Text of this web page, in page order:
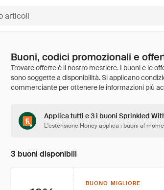
Buoni, codici promozionali e
Applica tutti e 3 i buoni Sprinkled
L'estensione Honey applica i buoni al
3 buoni disponibili
BUONO MIGLIORE